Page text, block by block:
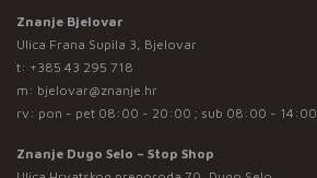
Znanje Bjelovar
Ulica Frana Supila 3, Bjelovar
t: +385 43 295 718
m: bjelovar@znanje.hr
rv: pon - pet 08:00 - 20:00 ; sub 08:00 - 14:00
Znanje Dugo Selo – Stop Shop